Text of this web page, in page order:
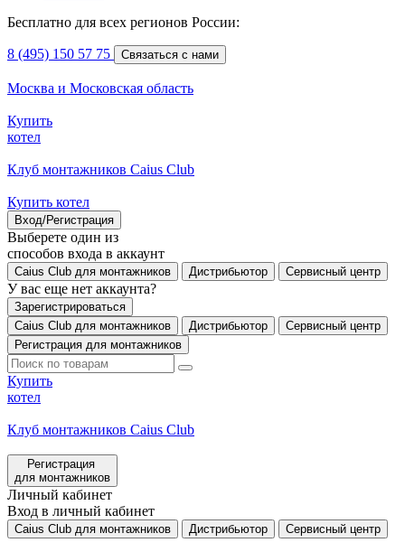
Бесплатно для всех регионов России:
8 (495) 150 57 75 Связаться с нами
Москва и Московская область
Купить
котел
Клуб монтажников Caius Club
Купить котел
Вход/Регистрация
Выберете один из
способов входа в аккаунт
Caius Club для монтажников Дистрибьютор Сервисный центр
У вас еще нет аккаунта?
Зарегистрироваться
Caius Club для монтажников
Дистрибьютор
Сервисный центр
Регистрация для монтажников
Купить
котел
Клуб монтажников Caius Club
Регистрация
для монтажников
Личный кабинет
Вход в личный кабинет
Caius Club для монтажников Дистрибьютор Сервисный центр